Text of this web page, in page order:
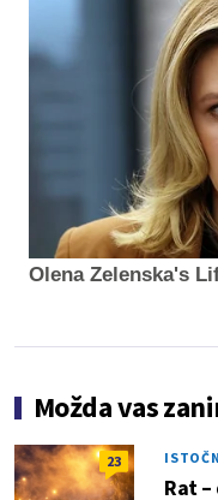
Olena Zelenska's
Možda vas
23
Rat